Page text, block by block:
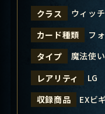
クラス
ウィッチ
カード種類
フ
タイプ
魔法使い
レアリティ
LG
収録商品
EXビ